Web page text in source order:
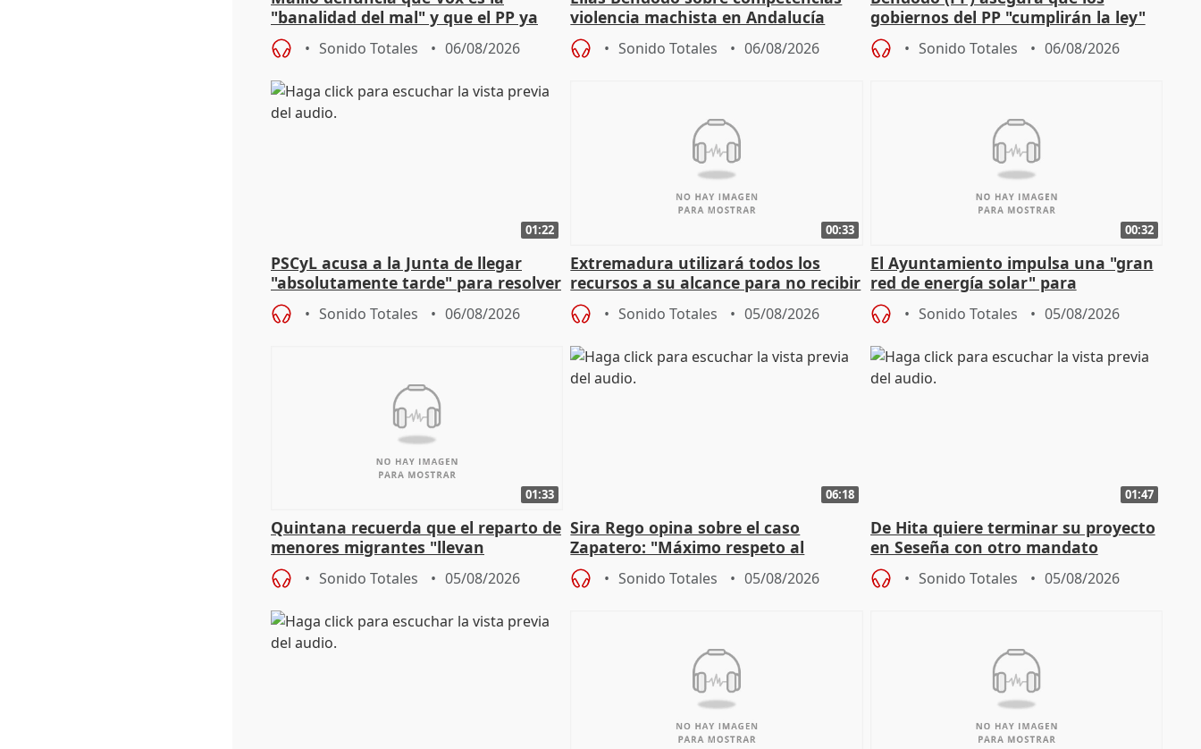
"banalidad del mal" y que el PP ya
asume todas sus tesis
Sonido Totales 06/08/2026
violencia machista en Andalucía
Sonido Totales 06/08/2026
gobiernos del PP "cumplirán la ley"
sobre los menores migrantes
Sonido Totales 06/08/2026
01:22
PSCyL acusa a la Junta de llegar
"absolutamente tarde" para resolver
problemas como Newcastle
Sonido Totales 06/08/2026
00:33
Extremadura utilizará todos los
recursos a su alcance para no recibir
más menores migrantes
Sonido Totales 05/08/2026
00:32
El Ayuntamiento impulsa una "gran
red de energía solar" para
autoconsumo
Sonido Totales 05/08/2026
01:33
Quintana recuerda que el reparto de
menores migrantes "llevan
aportación del Gobierno" central
Sonido Totales 05/08/2026
06:18
Sira Rego opina sobre el caso
Zapatero: "Máximo respeto al
proceso judicial"
Sonido Totales 05/08/2026
01:47
De Hita quiere terminar su proyecto
en Seseña con otro mandato
Sonido Totales 05/08/2026